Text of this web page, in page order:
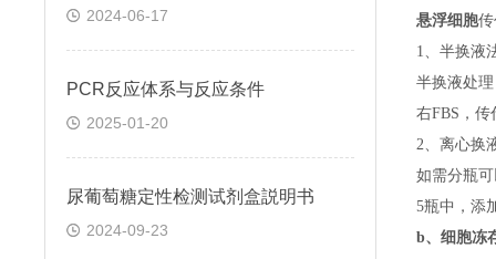
2024-06-17
​PCR反应体系与反应条件
2025-01-20
尿葡萄糖定性检测试剂盒説明书
2024-09-23
悬浮细胞
1、半换液
半换液处
右FBS，
2、离心换
如需分瓶
5瓶中，添
b、 细胞冻